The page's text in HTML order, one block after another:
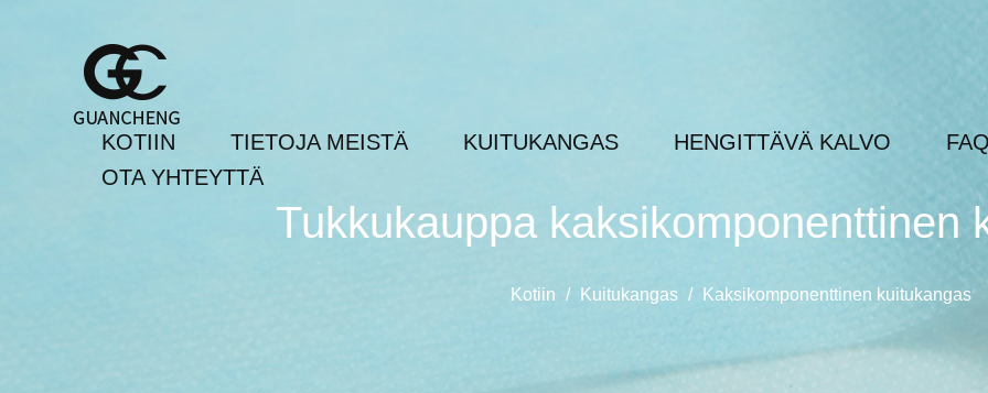
KOTIIN TIETOJA MEISTÄ KUITUKANGAS HENGITTÄVÄ KALVO FAQ
OTA YHTEYTTÄ
Tukkukauppa kaksikomponenttinen
Kotiin / Kuitukangas / Kaksikomponenttinen kuitukangas